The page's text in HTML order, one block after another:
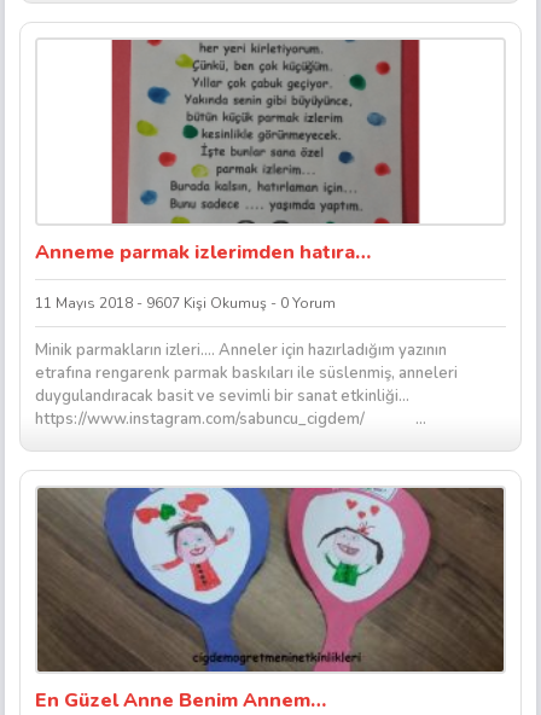
Anneme parmak izlerimden hatıra…
11 Mayıs 2018 - 9607 Kişi Okumuş - 0 Yorum
Minik parmakların izleri…. Anneler için hazırladığım yazının
etrafına rengarenk parmak baskıları ile süslenmiş, anneleri
duygulandıracak basit ve sevimli bir sanat etkinliği…
https://www.instagram.com/sabuncu_cigdem/ ...
En Güzel Anne Benim Annem…